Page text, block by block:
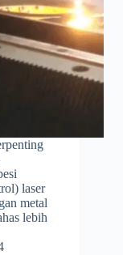
laser
metal
lebih